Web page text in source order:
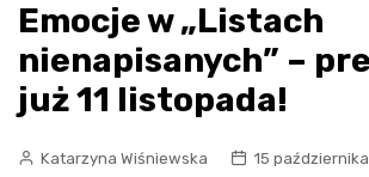
Emocje w „Listach
nienapisanych” –
już 11 listopada!
Katarzyna Wiśniewska
15